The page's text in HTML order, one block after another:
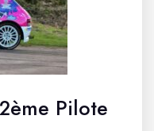
Pilote